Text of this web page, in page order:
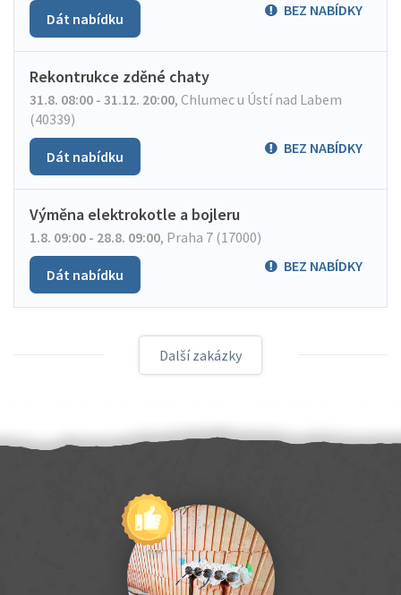
BEZ NABÍDKY
Dát nabídku
Rekontrukce zděné chaty
31.8. 08:00 - 31.12. 20:00, Chlumec u Ústí nad Labem
(40339)
BEZ NABÍDKY
Dát nabídku
Výměna elektrokotle a bojleru
1.8. 09:00 - 28.8. 09:00, Praha 7 (17000)
BEZ NABÍDKY
Dát nabídku
Další zakázky